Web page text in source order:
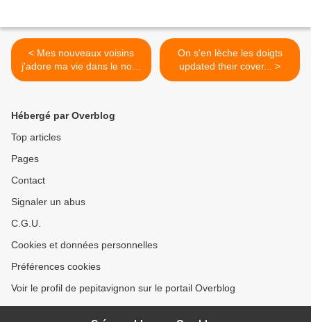
< Mes nouveaux voisins
j'adore ma vie dans le nord
@Quarouble
On s'en lèche les doigts
updated their cover... >
Hébergé par Overblog
Top articles
Pages
Contact
Signaler un abus
C.G.U.
Cookies et données personnelles
Préférences cookies
Voir le profil de pepitavignon sur le portail Overblog